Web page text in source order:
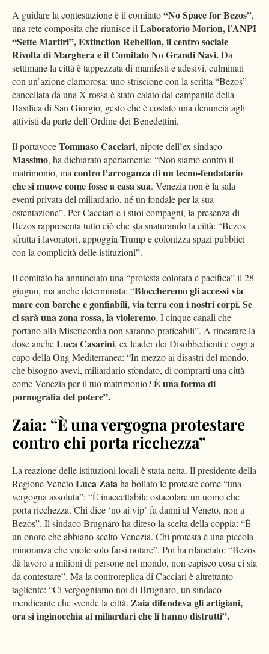
A guidare la contestazione è il comitato“No Space for Bezos”,
una rete composita che riunisce ilLaboratorio Morion, l’ANPI
“Sette Martiri”, Extinction Rebellion, il centro sociale
Rivolta di Marghera e il Comitato No Grandi Navi.Da
settimane la città è tappezzata di manifesti e adesivi, culminati
con un’azione clamorosa: uno striscione con la scritta “Bezos”
cancellata da una X rossa è stato calato dal campanile della
Basilica di San Giorgio, gesto che è costato una denuncia agli
attivisti da parte dell’Ordine dei Benedettini.
Il portavoceTommaso Cacciari, nipote dell’ex sindaco
Massimo, ha dichiarato apertamente: “Non siamo contro il
matrimonio, macontro l’arroganza di un tecno-feudatario
che si muove come fosse a casa sua. Venezia non è la sala
eventi privata del miliardario, né un fondale per la sua
ostentazione”. Per Cacciari e i suoi compagni, la presenza di
Bezos rappresenta tutto ciò che sta snaturando la città: “Bezos
sfrutta i lavoratori, appoggia Trump e colonizza spazi pubblici
con la complicità delle istituzioni”.
Il comitato ha annunciato una “protesta colorata e pacifica” il 28
giugno, ma anche determinata: “Bloccheremo gli accessi via
mare con barche e gonfiabili, via terra con i nostri corpi. Se
ci sarà una zona rossa, la violeremo. I cinque canali che
portano alla Misericordia non saranno praticabili”. A rincarare la
dose ancheLuca Casarini, ex leader dei Disobbedienti e oggi a
capo della Ong Mediterranea: “In mezzo ai disastri del mondo,
che bisogno avevi, miliardario sfondato, di comprarti una città
come Venezia per il tuo matrimonio?È una forma di
pornografia del potere”.
Zaia: “È una vergogna protestare
contro chi porta ricchezza”
La reazione delle istituzioni locali è stata netta. Il presidente della
Regione VenetoLuca Zaiaha bollato le proteste come “una
vergogna assoluta”: “È inaccettabile ostacolare un uomo che
porta ricchezza. Chi dice ‘no ai vip’ fa danni al Veneto, non a
Bezos”. Il sindaco Brugnaro ha difeso la scelta della coppia: “È
un onore che abbiano scelto Venezia. Chi protesta è una piccola
minoranza che vuole solo farsi notare”. Poi ha rilanciato: “Bezos
dà lavoro a milioni di persone nel mondo, non capisco cosa ci sia
da contestare”. Ma la controreplica di Cacciari è altrettanto
tagliente: “Ci vergogniamo noi di Brugnaro, un sindaco
mendicante che svende la città. Zaia difendeva gli artigiani,
ora si inginocchia ai miliardari che li hanno distrutti”.